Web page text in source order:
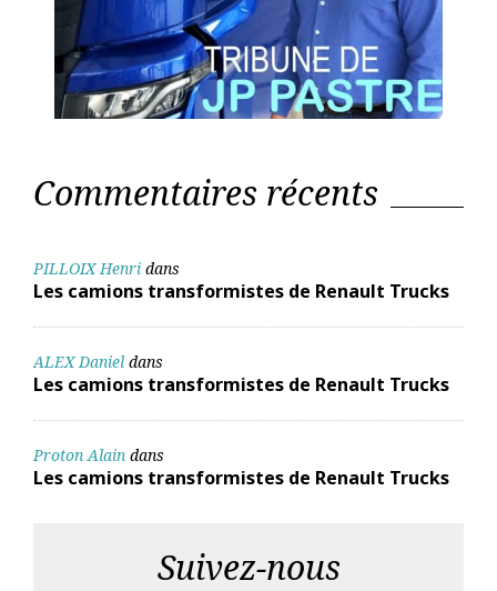
Commentaires récents
PILLOIX Henri dans
Les camions transformistes de Renault Trucks
ALEX Daniel dans
Les camions transformistes de Renault Trucks
Proton Alain dans
Les camions transformistes de Renault Trucks
Suivez-nous